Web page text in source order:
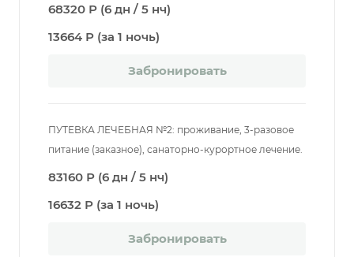
68320 Р (6 дн / 5 нч)
13664 Р (за 1 ночь)
Забронировать
ПУТЕВКА ЛЕЧЕБНАЯ №2: проживание, 3-разовое
питание (заказное), санаторно-курортное лечение.
83160 Р (6 дн / 5 нч)
16632 Р (за 1 ночь)
Забронировать